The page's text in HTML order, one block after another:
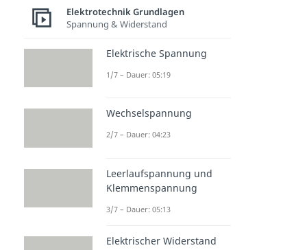
Grundlagen
Halbleiter & Dioden
NPN Transistor
PNP Transistor
Dauer: 04:36
Diode
Dauer: 04:49
Elektrotechnik Grundlagen
Spannung & Widerstand
Elektrische Spannung
1/7 – Dauer: 05:19
Wechselspannung
2/7 – Dauer: 04:23
Leerlaufspannung und
Klemmenspannung
3/7 – Dauer: 05:13
Elektrischer Widerstand